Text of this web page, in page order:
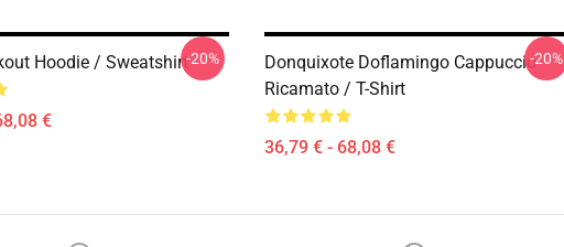
Hoodie / Sweatshirt
€
-20%
Donquixote Doflamingo Cappuccio
Ricamato / T-Shirt
36,79 € - 68,08 €
-20%